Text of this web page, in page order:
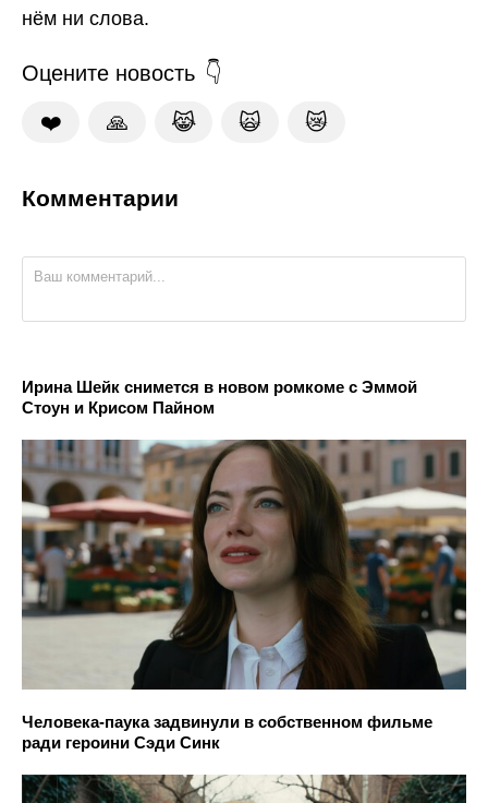
нём ни слова.
Оцените новость
❤️ 🙏 😹 🙀 😿
Комментарии
Ирина Шейк снимется в новом ромкоме с Эммой
Стоун и Крисом Пайном
Человека-паука задвинули в собственном фильме
ради героини Сэди Синк